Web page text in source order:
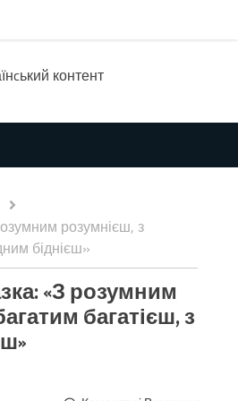
контент
розумнієш, з
біднієш»
«З розумним
багатієш, з